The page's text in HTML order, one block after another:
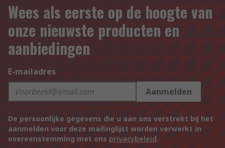
Wees als eerste op de hoogte van
onze nieuwste producten en
aanbiedingen
E-mailadres
Aanmelden
De persoonlijke gegevens die u aan ons verstrekt bij het
aanmelden voor deze mailinglijst worden verwerkt in
overeenstemming met ons privacybeleid.